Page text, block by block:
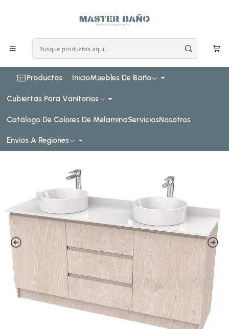
Productos InicioMuebles De Baño
Cubiertas Para Vanitorios
Catálogo De Colores De MelaminaServiciosNosotros
Envios A Regiones
Muebles para lavamanos sobreponer al piso doble
sobreponer al piso doble de 160 cm
Mueble vanitorio al piso doble para lavamanos de
sobreponer de 160cm / M2-1638-DP / Provenzal